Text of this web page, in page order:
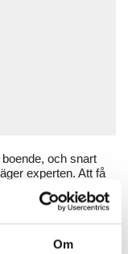
Om
och snart
experten. Att få
fiber kan
vara aktiva.